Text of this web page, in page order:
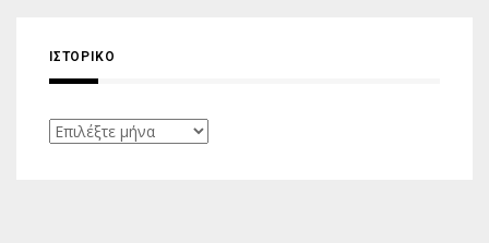
ΙΣΤΟΡΙΚΌ
Ιστορικό